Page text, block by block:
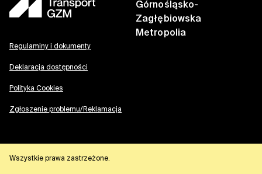
Regulaminy i dokumenty
Deklaracja dostępności
Polityka Cookies
Zgłoszenie problemu/Reklamacja
Górnośląsko-
Zagłębiowska
Metropolia
Wszystkie prawa zastrzeżone.